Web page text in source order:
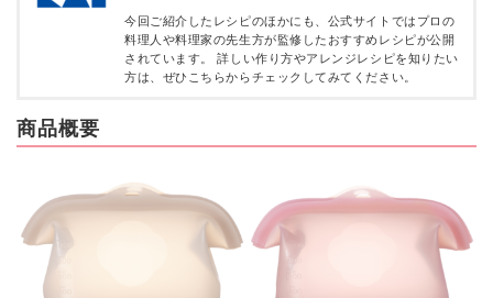
今回ご紹介したレシピのほかにも、公式サイトではプロの
料理人や料理家の先生方が監修したおすすめレシピが公開
されています。 詳しい作り方やアレンジレシピを知りたい
方は、ぜひこちらからチェックしてみてください。
商品概要